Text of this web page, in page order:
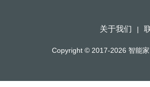
关于我们 |
Copyright © 2017-2026 智能